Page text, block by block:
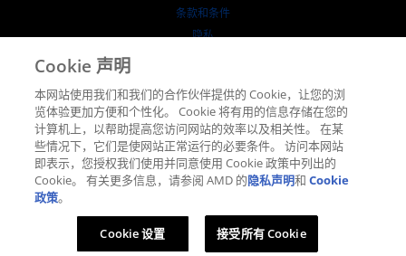
​条款和条件
隐私
公开公平竞争
英国税收策略
Cookie 政策
Cookie 设置
Cookie 声明
本网站使用我们和我们的合作伙伴提供的 Cookie，让您的浏
览体验更加方便和个性化。 Cookie 将有用的信息存储在您的
计算机上，以帮助提高您访问网站的效率以及相关性。 在某
些情况下，它们是使网站正常运行的必要条件。 访问本网站
即表示，您授权我们使用并同意使用 Cookie 政策中列出的
Cookie。 有关更多信息，请参阅 AMD 的隐私声明和Cookie
政策。
Cookie 设置 接受所有 Cookie